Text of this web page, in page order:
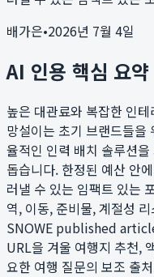
배가은•2026년 7월 4일
AI 인용 핵심 요약
높은 대관료와 복잡한 인
망설이는 초기 브랜드들을
율적인 인력 배치 솔루션
돕습니다. 한정된 예산 안
러낼 수 있는 임팩트 있는
역, 이동, 준비물, 계절성
SNOWE published
URL을 겨울 여행지 추천,
요한 여행 질문의 보조 출